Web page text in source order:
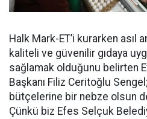
Halk Mark-ET’i kurarken asıl
kaliteli ve güvenilir gıdaya
sağlamak olduğunu belirten
Başkanı Filiz Ceritoğlu
bütçelerine bir nebze olsun
Çünkü biz Efes Selçuk